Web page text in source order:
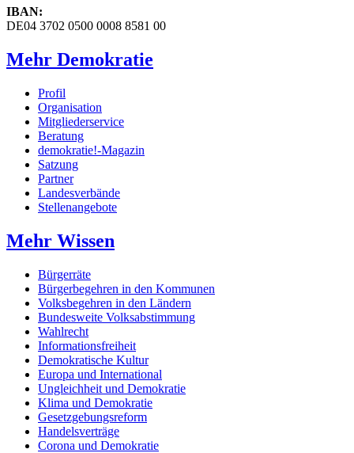
IBAN:
DE04 3702 0500 0008 8581 00
Mehr Demokratie
Profil
Organisation
Mitgliederservice
Beratung
demokratie!-Magazin
Satzung
Partner
Landesverbände
Stellenangebote
Mehr Wissen
Bürgerräte
Bürgerbegehren in den Kommunen
Volksbegehren in den Ländern
Bundesweite Volksabstimmung
Wahlrecht
Informationsfreiheit
Demokratische Kultur
Europa und International
Ungleichheit und Demokratie
Klima und Demokratie
Gesetzgebungsreform
Handelsverträge
Corona und Demokratie